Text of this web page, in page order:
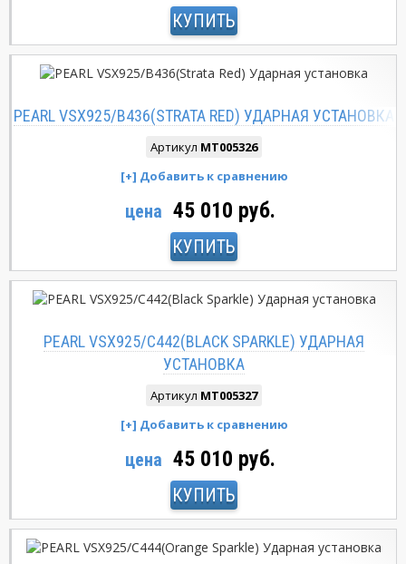
КУПИТЬ
PEARL VSX925/B436(STRATA RED) УДАРНАЯ УСТАНОВКА
Артикул MT005326
цена 45 010 руб.
КУПИТЬ
PEARL VSX925/C442(BLACK SPARKLE) УДАРНАЯ
УСТАНОВКА
Артикул MT005327
цена 45 010 руб.
КУПИТЬ